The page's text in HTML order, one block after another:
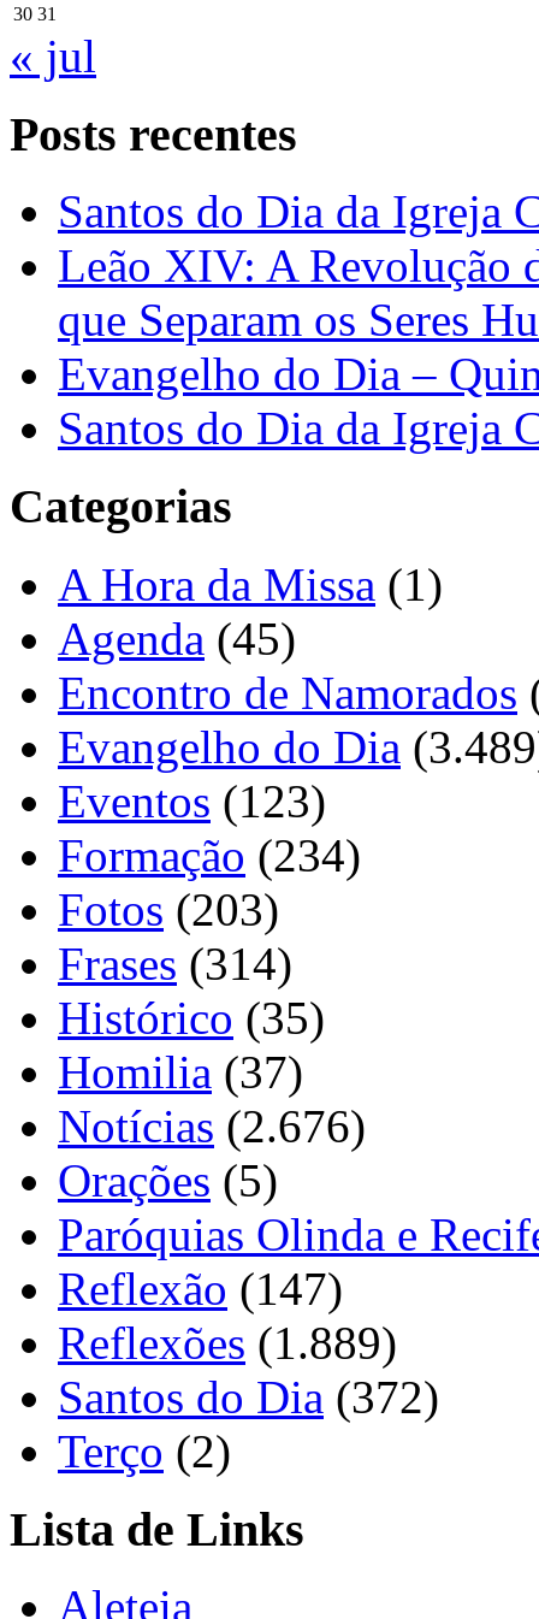
30 31
« jul
Posts recentes
Santos do Dia da Igreja
Leão XIV: A Revolução
que Separam os Seres
Evangelho do Dia –
Santos do Dia da Igreja
Categorias
A Hora da Missa (1)
Agenda (45)
Encontro de Namorados
Evangelho do Dia
Eventos (123)
Formação (234)
Fotos (203)
Frases (314)
Histórico (35)
Homilia (37)
Notícias (2.676)
Orações (5)
Paróquias Olinda e
Reflexão (147)
Reflexões (1.889)
Santos do Dia (372)
Terço (2)
Lista de Links
Aleteia